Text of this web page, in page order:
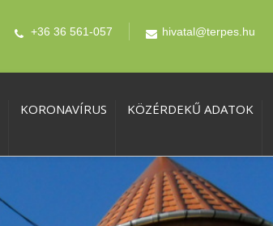
+36 36 561-057 hivatal@terpes.hu
KORONAVÍRUS KÖZÉRDEKŰ ADATOK